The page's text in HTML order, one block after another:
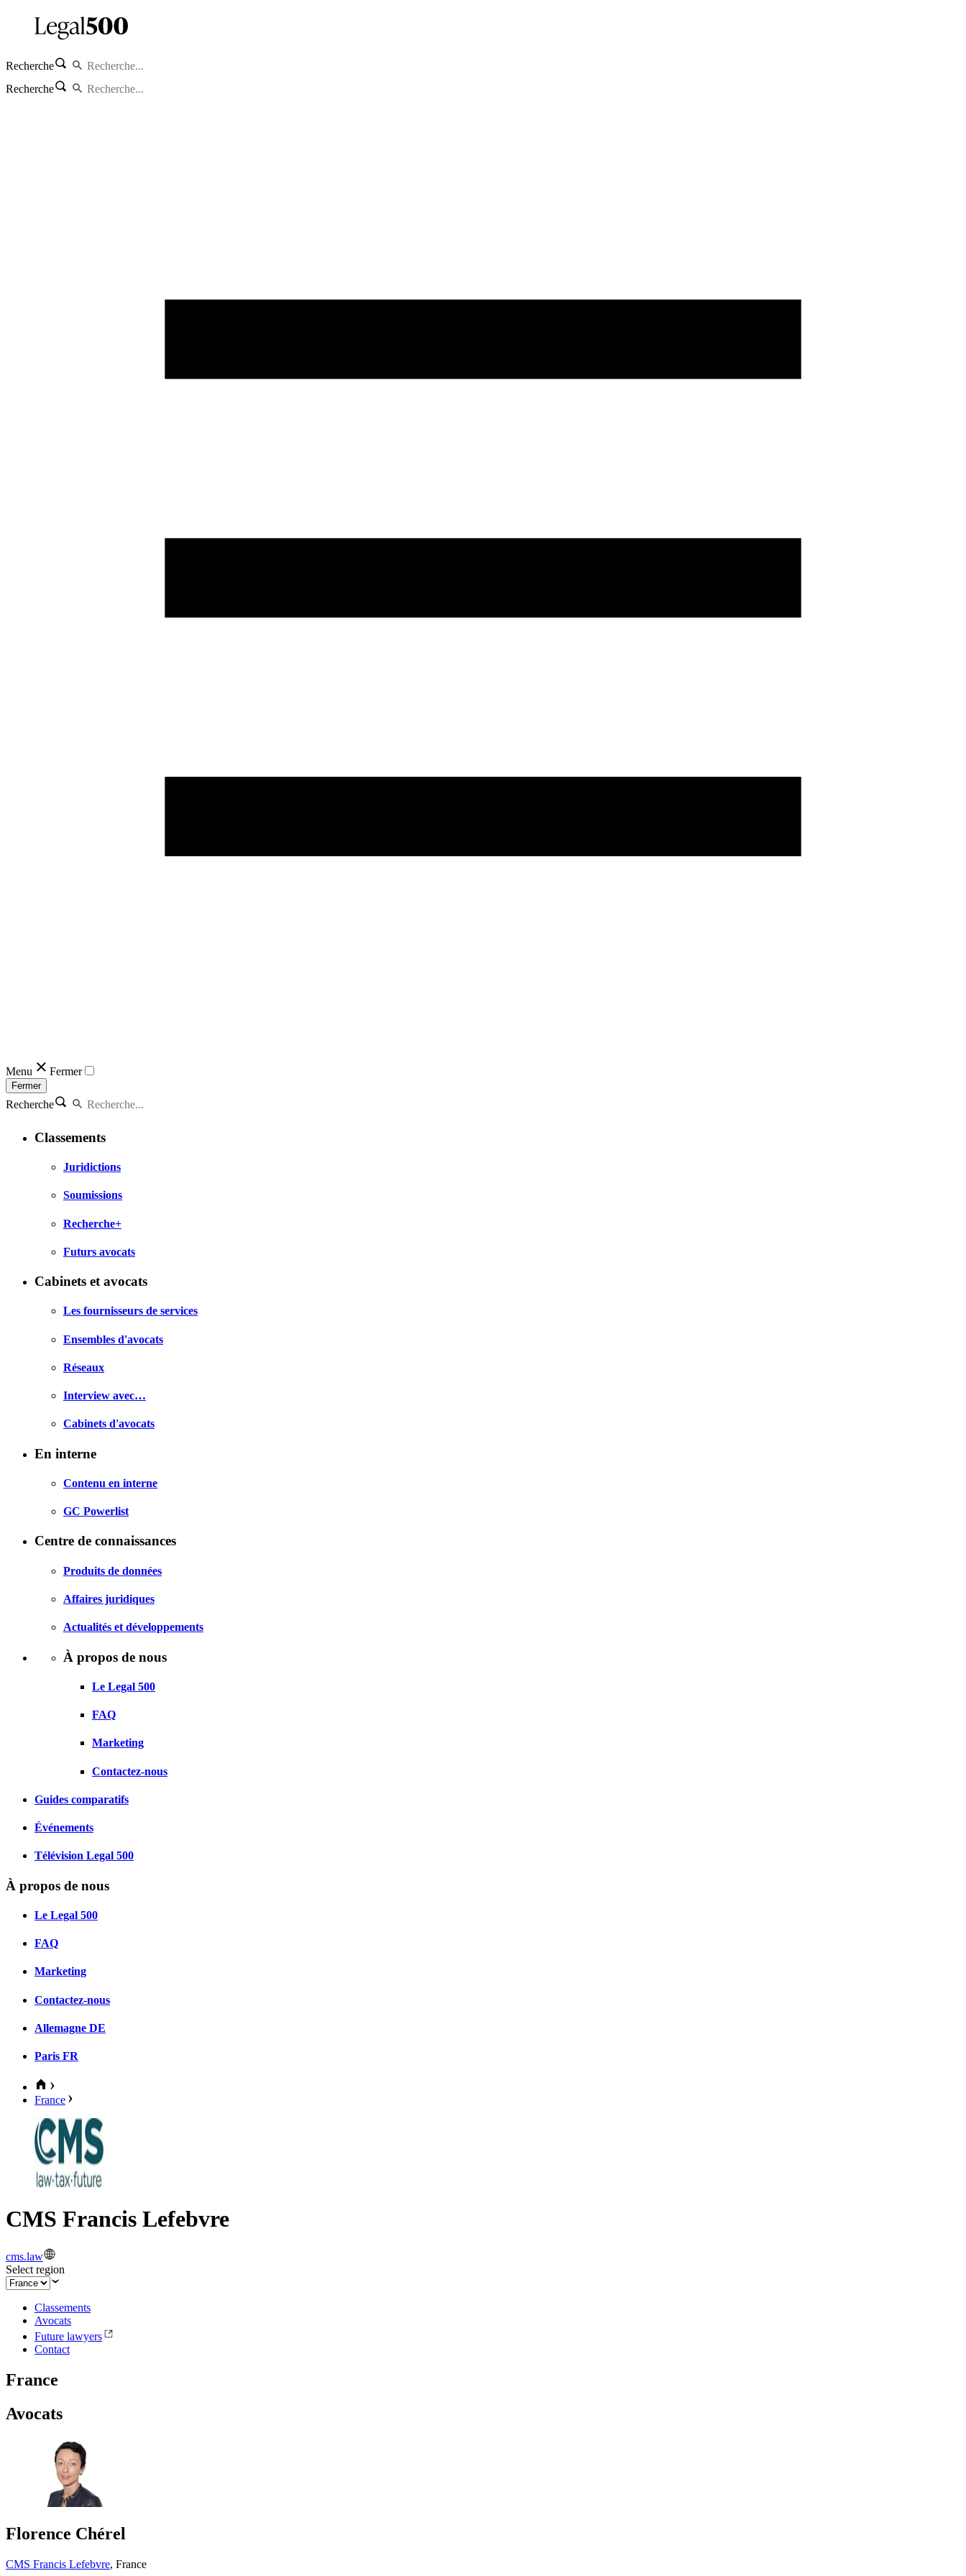
Recherche
Recherche
Menu Fermer
Fermer
Recherche
Classements
Juridictions
Soumissions
Recherche+
Futurs avocats
Cabinets et avocats
Les fournisseurs de services
Ensembles d'avocats
Réseaux
Interview avec…
Cabinets d'avocats
En interne
Contenu en interne
GC Powerlist
Centre de connaissances
Produits de données
Affaires juridiques
Actualités et développements
À propos de nous
Le Legal 500
FAQ
Marketing
Contactez-nous
Guides comparatifs
Événements
Télévision Legal 500
À propos de nous
Le Legal 500
FAQ
Marketing
Contactez-nous
Allemagne DE
Paris FR
France
CMS Francis Lefebvre
cms.law
Select region
Classements
Avocats
Future lawyers
Contact
France
Avocats
Florence Chérel
CMS Francis Lefebvre, France